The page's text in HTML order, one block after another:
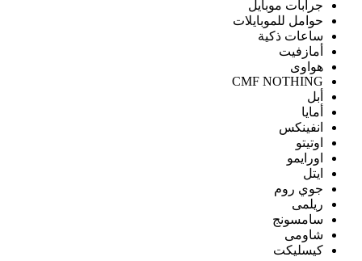
جرابات موبايل
حوامل للموبايلات
ساعات ذكية
أمازفيت
هواوى
CMF NOTHING
أبل
أمايا
انفينكس
اوتيتو
اورايمو
ايتل
جوي روم
ريلمى
سامسونج
شاومى
كيسليكت